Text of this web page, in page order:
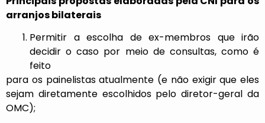
arranjos bilaterais
Permitir a escolha de ex-membros que irão
decidir o caso por meio de consultas, como é
feito
para os painelistas atualmente (e não exigir que eles
sejam diretamente escolhidos pelo diretor-geral da
OMC);